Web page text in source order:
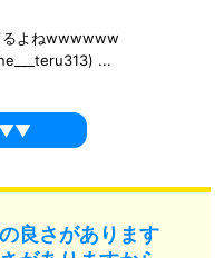
るよねwwwwww
...
▼▼
良さがあります